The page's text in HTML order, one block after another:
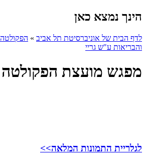
הינך נמצא כאן
לדף הבית של אוניברסיטת תל אביב »
והבריאות ע"ש גריי
מפגש מועצת הפקולטה
לגלריית התמונות המלאה>>